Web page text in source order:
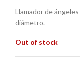
Llamador de
diámetro.
Out of stock